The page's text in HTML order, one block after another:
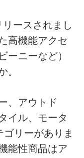
ースされまし
高機能アクセ
ーニーなど）
。
、アウトド
イル、モータ
リーがありま
能性商品はア